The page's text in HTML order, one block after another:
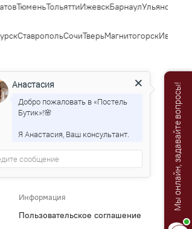
ТюменьТольяттиИжевскБарнаулУльяновск
СтавропольСочиТверьМагнитогорскИваново
Информация
Пользовательское соглашение
Мы онлайн, задавайте вопросы!
Анастасия
Добро пожаловать в «Постель
Бутик»!🌸
Я Анастасия, Ваш консультант.